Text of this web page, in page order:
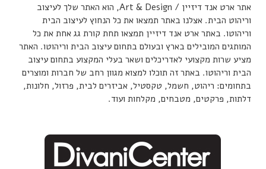
אתר ארט אנד דיזיין / Art & Design, הוא האתר שלך לעיצוב
וריהוט הבית. אצלנו באתר תמצאו את כל הנחוץ לעיצוב הבית
וריהוטו. באתר ארט אנד דיזיין תמצאו תחת קורת גג אחת את כל
המותגים המובילים בארץ ובעולם בתחום עיצוב הבית וריהוטו. האתר
מציע שרות מקצועי לאדריכלים ושאר בעלי המקצוע בתחום עיצוב
הבית וריהוטו. באתר זה תוכלו למצוא מגוון רחב של חברות ומוצרים
בתחומים: ריהוט, חשמל, טקסטיל, אביזרים לבית, פרזול, חלונות,
דלתות, פרקטים, מטבחים, מקלחות ועוד.